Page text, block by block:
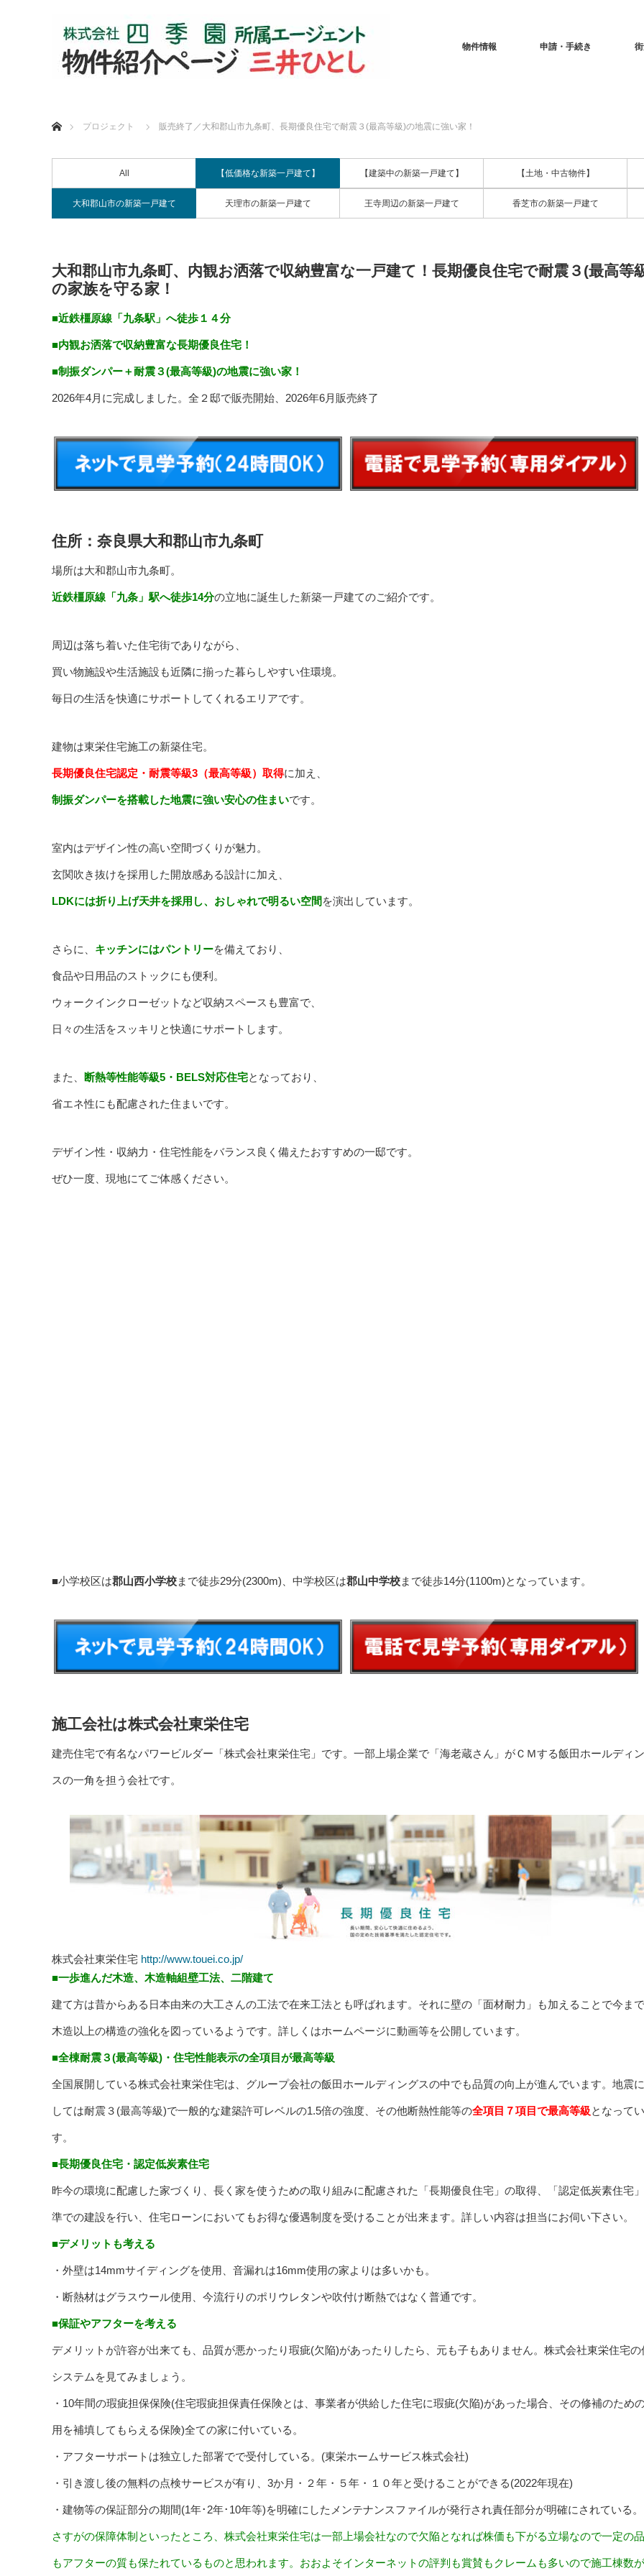
物件情報 申請・手続き
プロジェクト
販売終了／大和郡山市九条町、長期優良住宅で耐震３(最高等級)の地震に強い家！
All 【低価格な新築一戸建て】 【建築中の新築一戸建て】 【土地・中古物件】
大和郡山市の新築一戸建て 天理市の新築一戸建て 王寺周辺の新築一戸建て 香芝市の新築一戸建て
大和郡山市九条町、内観お洒落で収納豊富な一戸建て！長期優良住宅で耐震３(最高等
の家族を守る家！
■近鉄橿原線「九条駅」へ徒歩１４分
■内観お洒落で収納豊富な長期優良住宅！
■制振ダンパー＋耐震３(最高等級)の地震に強い家！
2026年4月に完成しました。全２邸で販売開始、2026年6月販売終了
住所：奈良県大和郡山市九条町
場所は大和郡山市九条町。
近鉄橿原線「九条」駅へ徒歩14分の立地に誕生した新築一戸建てのご紹介です。
周辺は落ち着いた住宅街でありながら、
買い物施設や生活施設も近隣に揃った暮らしやすい住環境。
毎日の生活を快適にサポートしてくれるエリアです。
建物は東栄住宅施工の新築住宅。
長期優良住宅認定・耐震等級3（最高等級）取得に加え、
制振ダンパーを搭載した地震に強い安心の住まいです。
室内はデザイン性の高い空間づくりが魅力。
玄関吹き抜けを採用した開放感ある設計に加え、
LDKには折り上げ天井を採用し、おしゃれで明るい空間 を演出しています。
さらに、 キッチンにはパントリーを備えており、
食品や日用品のストックにも便利。
ウォークインクローゼットなど収納スペースも豊富で、
日々の生活をスッキリと快適にサポートします。
また、 断熱等性能等級5・BELS対応住宅となっており、
省エネ性にも配慮された住まいです。
デザイン性・収納力・住宅性能をバランス良く備えたおすすめの一邸です。
ぜひ一度、現地にてご体感ください。
■小学校区は郡山西小学校まで徒歩29分(2300m)、中学校区は郡山中学校まで徒歩14分(1100m)となっています。
施工会社は株式会社東栄住宅
建売住宅で有名なパワービルダー「株式会社東栄住宅」です。一部上場企業で「海老蔵さん」がＣＭする飯田ホールディ
スの一角を担う会社です。
株式会社東栄住宅 http://www.touei.co.jp/
■一歩進んだ木造、木造軸組壁工法、二階建て
建て方は昔からある日本由来の大工さんの工法で在来工法とも呼ばれます。それに壁の「面材耐力」も加えることで今ま
木造以上の構造の強化を図っているようです。詳しくはホームページに動画等を公開しています。
■全棟耐震３(最高等級)・住宅性能表示の全項目が最高等級
全国展開している株式会社東栄住宅は、グループ会社の飯田ホールディングスの中でも品質の向上が進んでいます。地震
しては耐震３(最高等級)で一般的な建築許可レベルの1.5倍の強度、その他断熱性能等の全項目７項目で最高等級となって
す。
■長期優良住宅・認定低炭素住宅
昨今の環境に配慮した家づくり、長く家を使うための取り組みに配慮された「長期優良住宅」の取得、「認定低炭素住宅
準での建設を行い、住宅ローンにおいてもお得な優遇制度を受けることが出来ます。詳しい内容は担当にお伺い下さい。
■デメリットも考える
・外壁は14mmサイディングを使用、音漏れは16mm使用の家よりは多いかも。
・断熱材はグラスウール使用、今流行りのポリウレタンや吹付け断熱ではなく普通です。
■保証やアフターを考える
デメリットが許容が出来ても、品質が悪かったり瑕疵(欠陥)があったりしたら、元も子もありません。株式会社東栄住宅の
システムを見てみましょう。
・10年間の瑕疵担保保険(住宅瑕疵担保責任保険とは、事業者が供給した住宅に瑕疵(欠陥)があった場合、その修補のため
用を補填してもらえる保険)全ての家に付いている。
・アフターサポートは独立した部署でで受付している。(東栄ホームサービス株式会社)
・引き渡し後の無料の点検サービスが有り、3か月・２年・５年・１０年と受けることができる(2022年現在)
・建物等の保証部分の期間(1年･2年･10年等)を明確にしたメンテナンスファイルが発行され責任部分が明確にされている。
さすがの保障体制といったところ、株式会社東栄住宅は一部上場会社なので欠陥となれば株価も下がる立場なので一定の
もアフターの質も保たれているものと思われます。おおよそインターネットの評判も賞賛もクレームも多いので施工棟数